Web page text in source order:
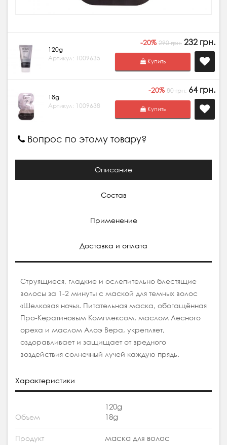
120g
Артикул: 1009635
-20% 290 грн. 232 грн.
Купить
18g
Артикул: 1009638
-20% 80 грн. 64 грн.
Купить
Вопрос по этому товару?
Описание
Состав
Применение
Доставка и оплата
Струящиеся, гладкие и ослепительно блестящие
волосы за 1-2 минуты с маской для темных волос
«Шелковая ночь». Питательная маска, обогащённая
Про-Кератиновым Комплексом, маслом Лесного
ореха и маслом Алоэ Вера, укрепляет,
оздоравливает и защищает от вредного
воздействия солнечный лучей каждую прядь.
Характеристики
Объем
120g
18g
Продукт маска для волос